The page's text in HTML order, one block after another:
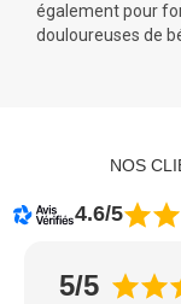
également pour
douloureuses de
NOS
4.6/5
5/5